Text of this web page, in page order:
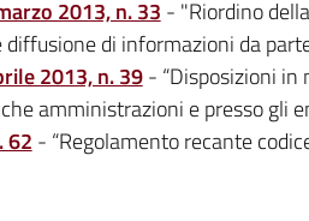
2013, n. 33 - "Riordino
diffusione di informazioni da
2013, n. 39- “Disposizioni in
amministrazioni e presso gli
62 - “Regolamento recante